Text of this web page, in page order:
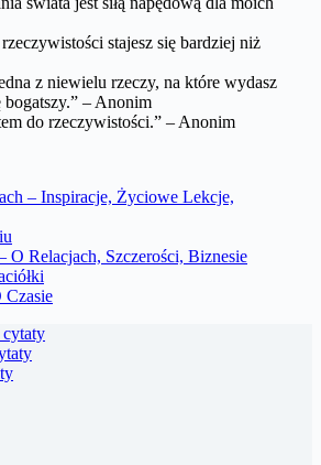
stajesz się bardziej niż
z niewielu rzeczy, na które wydasz
bogatszy.” – Anonim
do rzeczywistości.” – Anonim
– Inspiracje, Życiowe Lekcje,
O Relacjach, Szczerości, Biznesie